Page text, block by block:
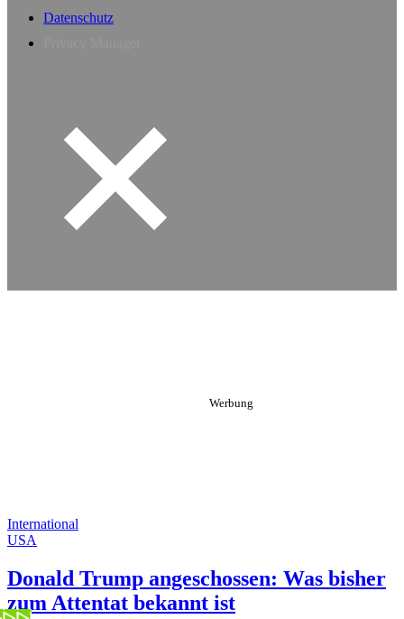
Datenschutz
International
USA
Donald Trump angeschossen: Was bisher
zum Attentat bekannt ist